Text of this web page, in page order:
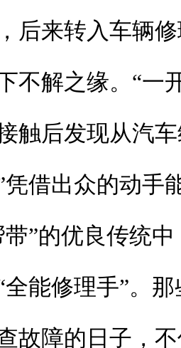
后来转入车辆
不解之缘。“一
触后发现从汽
凭借出众的动手
带”的优良传统
能修理手”。
故障的日子，